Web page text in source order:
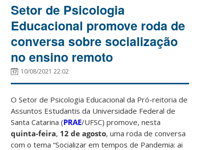
Setor de Psicologia
Educacional promove roda de
conversa sobre socialização
no ensino remoto
10/08/2021 22:02
O Setor de Psicologia Educacional da Pró-reitoria de
Assuntos Estudantis da Universidade Federal de
Santa Catarina (PRAE/UFSC) promove, nesta
quinta-feira, 12 de agosto, uma roda de conversa
com o tema “Socializar em tempos de Pandemia: ai